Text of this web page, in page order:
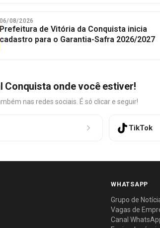
06/08/2026
Prefeitura de Vitória da Conquista inicia
cadastro para o Garantia-Safra 2026/2027
Conquista onde você estiver!
nas redes sociais. É só clicar e seguir!
TikTok
WHATSAPP
Grupo de
Vagas de
Canal